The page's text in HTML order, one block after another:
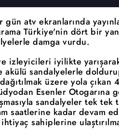
atv ekranlarında
Türkiye'nin dört bir
damga vurdu.
izleyicileri iyilikte
sandalyelerle
üzere yola
Esenler Otogarına
sandalyeler tek
saatlerine kadar devam
sahiplerine